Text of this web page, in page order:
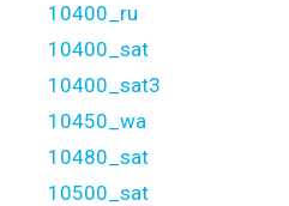
10400_ru
10400_sat
10400_sat3
10450_wa
10480_sat
10500_sat